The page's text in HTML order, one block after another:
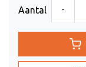
Aantal -